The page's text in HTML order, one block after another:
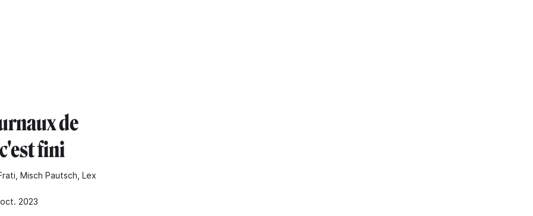
de
fini
Misch Pautsch, Lex
2023